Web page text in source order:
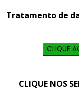
Tratamento de
CLIQUE
CLIQUE NOS